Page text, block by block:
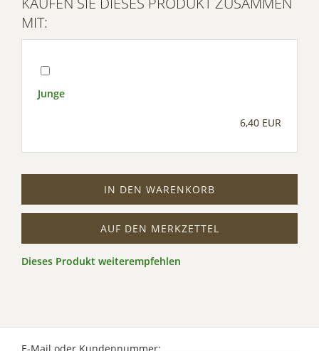
MIT:
Junge
6,40 EUR
IN DEN WARENKORB
AUF DEN MERKZETTEL
Dieses Produkt weiterempfehlen
E-Mail oder Kundennummer: